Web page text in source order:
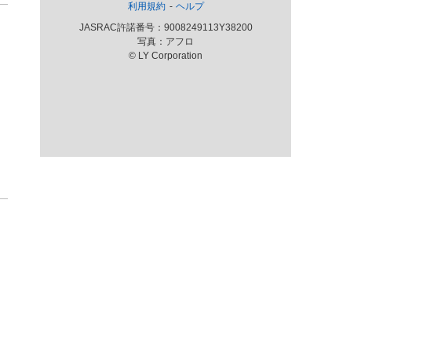
利用規約
ヘルプ
JASRAC許諾番号：9008249113Y38200
写真：アフロ
© LY Corporation